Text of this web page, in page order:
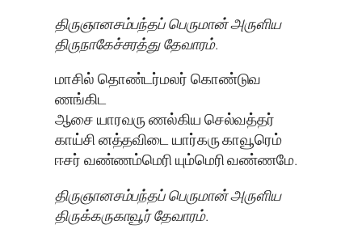
திருஞானசம்பந்தப் பெருமான் அருளிய
திருநாகேச்சரத்து தேவாரம்.
மாசில் தொண்டர்மலர் கொண்டுவ
ணங்கிட
ஆசை யாரவரு ணல்கிய செல்வத்தர்
காய்சி னத்தவிடை யார்கரு காவூரெம்
ஈசர் வண்ணம்மெரி யும்மெரி வண்ணமே.
திருஞானசம்பந்தப் பெருமான் அருளிய
திருக்கருகாவூர்‌ தேவாரம்.